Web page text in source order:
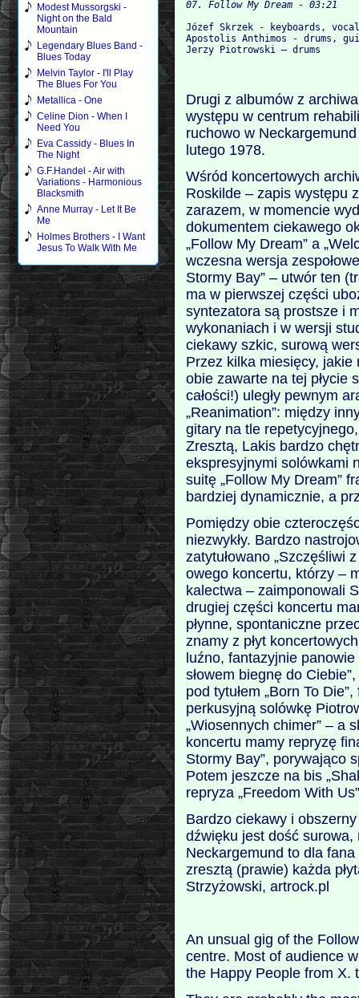
Modest Mussorgski -
Night on the Bald
Mountain
Legendary Blues Band -
Blues Today
Melvin Taylor - I'll Play
The Blues For You
Metallica - One
Celine Dion - When I
Need You
Eva Cassidy - Blues In
The Night
G.F.Handel - Air with
Variations - Harmonious
Blacksmith
Anne Murray - Let It Be
Me
Holmes Brothers - I Want
Jesus To Walk With Me
Józef Skrzek - keyboards,
Apostolis Anthimos - drums,
Drugi z albumów z
występu w centrum
ruchowo w
lutego 1978.
Wśród koncertowych
Roskilde – zapis występu
zarazem, w momencie
dokumentem ciekawego
„Follow My Dream” a
wczesna wersja
Stormy Bay” – utwór ten
ma w pierwszej części
syntezatora są prostsze i
wykonaniach i w wersji
ciekawy szkic, surową
Przez kilka miesięcy, jakie
obie zawarte na tej płycie
całości!) uległy pewnym
„Reanimation”: między
gitary na tle
Zresztą, Lakis bardzo
ekspresyjnymi solówkami
suitę „Follow My Dream”
bardziej dynamicznie, a
Pomiędzy obie
niezwykły. Bardzo
zatytułowano „Szczęśliwi
owego koncertu, którzy –
kalectwa – zaimponowali
drugiej części koncertu
płynne, spontaniczne
znamy z płyt
luźno, fantazyjnie
słowem biegnę do
pod tytułem „Born To
perkusyjną solówkę
„Wiosennych chimer” – a
koncertu mamy repryzę
Stormy Bay”, porywająco
Potem jeszcze na bis
repryza „Freedom With
Bardzo ciekawy i
dźwięku jest dość
Neckargemund to dla
zresztą (prawie) każda
Strzyżowski, artrock.pl
An unsual gig of the
centre. Most of audience
the Happy People from X.